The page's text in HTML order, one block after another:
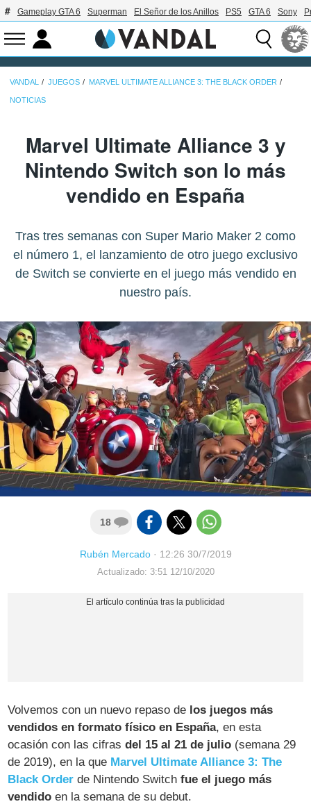
Gameplay GTA 6 Superman El Señor de los Anillos PS5 GTA 6 Sony
VANDAL JUEGOS MARVEL ULTIMATE ALLIANCE 3: THE BLACK ORDER
NOTICIAS
Marvel Ultimate Alliance 3 y
Nintendo Switch son lo más
vendido en España
Tras tres semanas con Super Mario Maker 2 como
el número 1, el lanzamiento de otro juego exclusivo
de Switch se convierte en el juego más vendido en
nuestro país.
18
Rubén Mercado· 12:26 30/7/2019
Actualizado: 3:51 12/10/2020
Volvemos con un nuevo repaso de los juegos más
vendidos en formato físico en España, en esta
ocasión con las cifrasdel 15 al 21 de julio (semana 29
de 2019), en la que Marvel Ultimate Alliance 3: The
Black Order de Nintendo Switchfue el juego más
vendido en la semana de su debut.